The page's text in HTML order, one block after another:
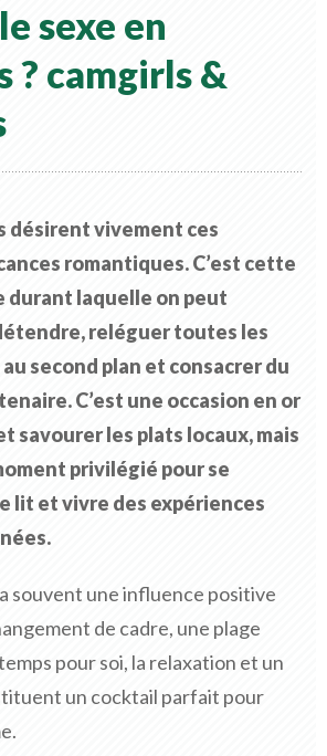
sexe en
? camgirls &
désirent vivement ces
romantiques. C’est cette
durant laquelle on peut
reléguer toutes les
second plan et consacrer du
C’est une occasion en or
savourer les plats locaux, mais
privilégié pour se
lit et vivre des expériences
a souvent une influence positive
de cadre, une plage
pour soi, la relaxation et un
un cocktail parfait pour